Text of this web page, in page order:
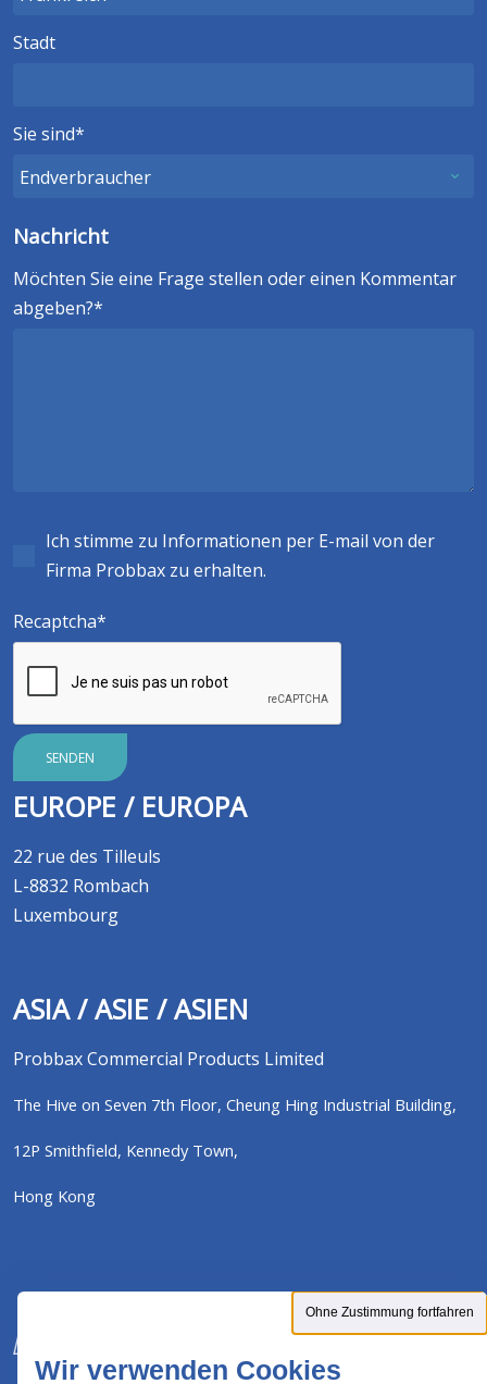
Stadt
Sie sind
Nachricht
Möchten Sie eine Frage stellen oder einen Kommentar
abgeben?
Ich stimme zu Informationen per E-mail von der
Firma Probbax zu erhalten.
Recaptcha
SENDEN
EUROPE / EUROPA
22 rue des Tilleuls
L-8832 Rombach
Luxembourg
ASIA / ASIE / ASIEN
Probbax Commercial Products Limited
The Hive on Seven 7th Floor, Cheung Hing Industrial Building,
12P Smithfield, Kennedy Town,
Hong Kong
Ohne Zustimmung fortfahren
Wir verwenden Cookies